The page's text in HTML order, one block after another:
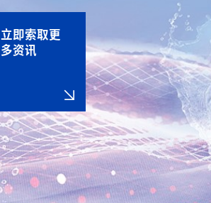
立即索取更
多资讯